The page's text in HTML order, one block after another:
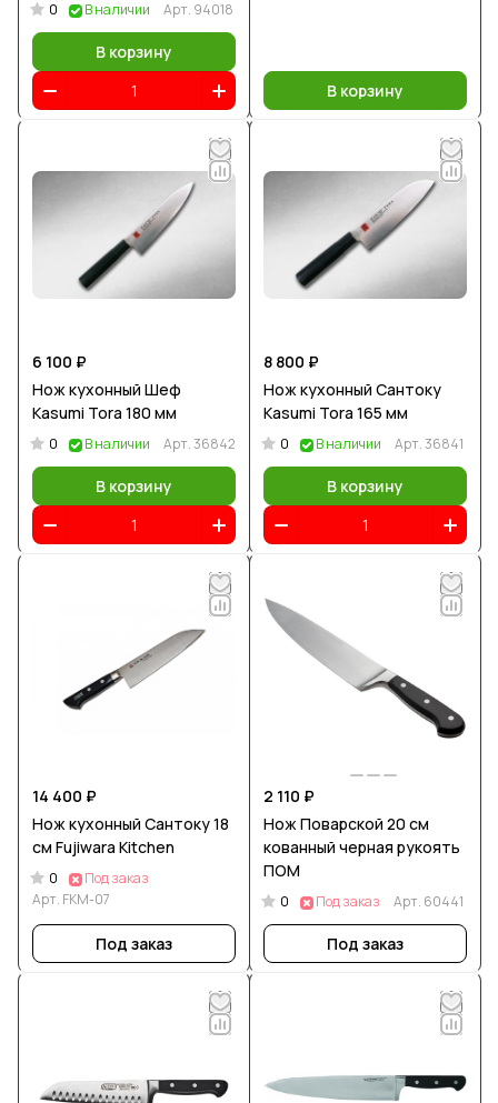
0 В наличии Арт. 94018
В корзину
В корзину
6 100 ₽
Нож кухонный Шеф
Kasumi Tora 180 мм
0 В наличии Арт.36842
В корзину
8 800 ₽
Нож кухонный Сантоку
Kasumi Tora 165 мм
0 В наличии Арт.36841
В корзину
14 400 ₽
Нож кухонный Сантоку 18
см Fujiwara Kitchen
0
Под заказ
Арт. FKM-07
Под заказ
2 110 ₽
Нож Поварской 20 см
кованный черная рукоять
ПОМ
0 Под заказ Арт. 60441
Под заказ